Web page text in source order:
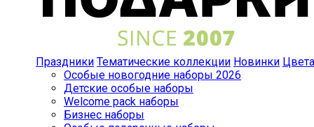
Праздники Тематические коллекции Новинки Цвета
Особые новогодние наборы 2026
Детские особые наборы
Welcome pack наборы
Бизнес наборы